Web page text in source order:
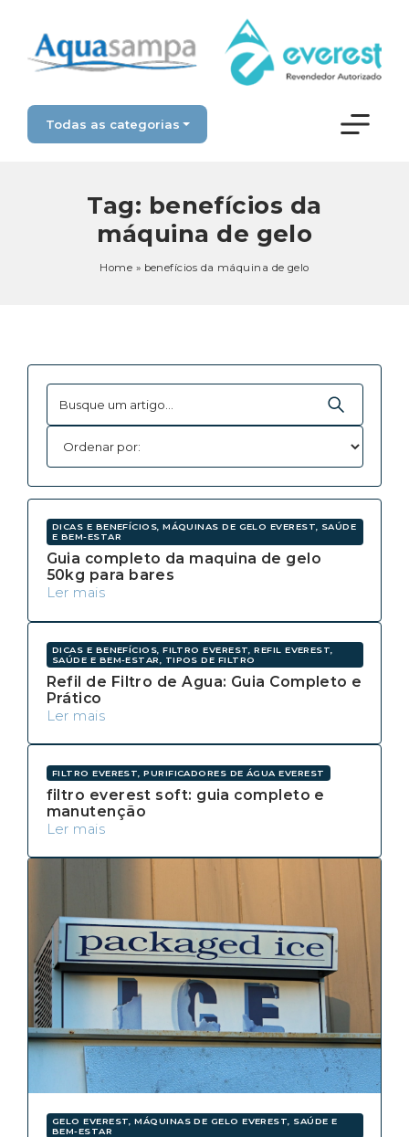
Todas as categorias
Tag: benefícios da
máquina de gelo
Home » benefícios da máquina de gelo
DICAS E BENEFÍCIOS, MÁQUINAS DE GELO EVEREST, SAÚDE
E BEM-ESTAR
Guia completo da maquina de gelo
50kg para bares
Ler mais
DICAS E BENEFÍCIOS, FILTRO EVEREST, REFIL EVEREST,
SAÚDE E BEM-ESTAR, TIPOS DE FILTRO
Refil de Filtro de Agua: Guia Completo e
Prático
Ler mais
FILTRO EVEREST, PURIFICADORES DE ÁGUA EVEREST
filtro everest soft: guia completo e
manutenção
Ler mais
GELO EVEREST, MÁQUINAS DE GELO EVEREST, SAÚDE E
BEM-ESTAR